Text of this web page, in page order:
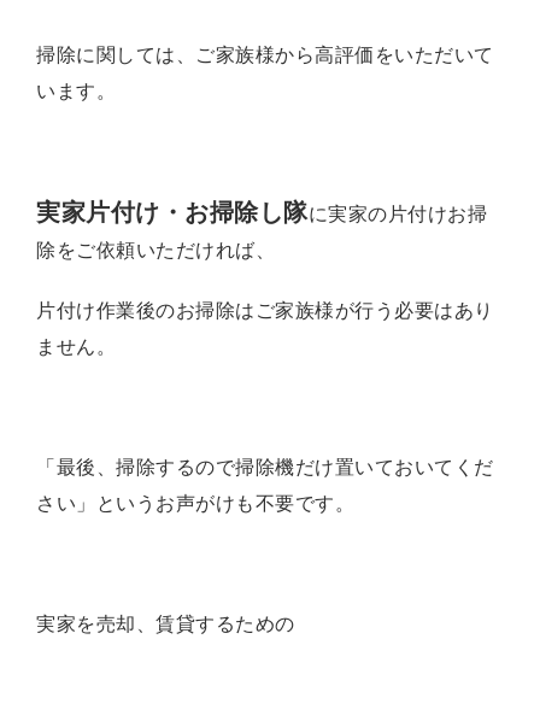
掃除に関しては、ご家族様から高評価をいただいて
います。
実家片付け・お掃除し隊に実家の片付けお掃
除をご依頼いただければ、
片付け作業後のお掃除はご家族様が行う必要はあり
ません。
「最後、掃除するので掃除機だけ置いておいてくだ
さい」というお声がけも不要です。
実家を売却、賃貸するための